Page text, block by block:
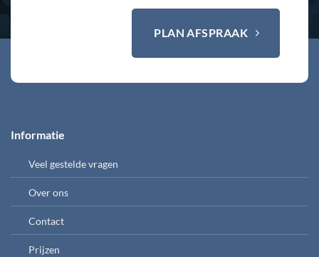
PLAN AFSPRAAK
Informatie
Veel gestelde vragen
Over ons
Contact
Prijzen